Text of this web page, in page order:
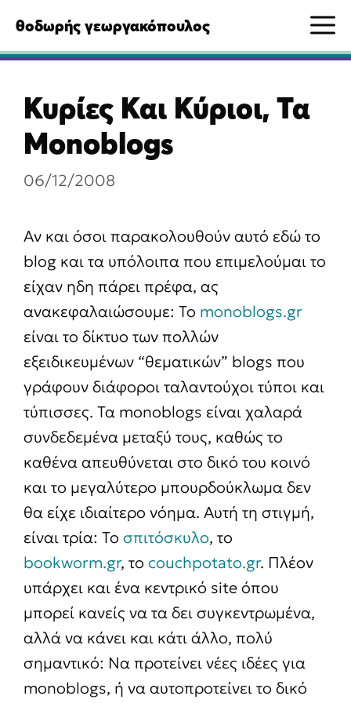
σε
περιεχόμενο
θοδωρής γεωργακόπουλος
Κυρίες Και Κύριοι, Τα
Monoblogs
06/12/2008
Αν και όσοι παρακολουθούν αυτό εδώ το
blog και τα υπόλοιπα που επιμελούμαι το
είχαν ηδη πάρει πρέφα, ας
ανακεφαλαιώσουμε: Το monoblogs.gr
είναι το δίκτυο των πολλών
εξειδικευμένων “θεματικών” blogs που
γράφουν διάφοροι ταλαντούχοι τύποι και
τύπισσες. Τα monoblogs είναι χαλαρά
συνδεδεμένα μεταξύ τους, καθώς το
καθένα απευθύνεται στο δικό του κοινό
και το μεγαλύτερο μπουρδούκλωμα δεν
θα είχε ιδιαίτερο νόημα. Αυτή τη στιγμή,
είναι τρία: Το σπιτόσκυλο, το
bookworm.gr, το couchpotato.gr. Πλέον
υπάρχει και ένα κεντρικό site όπου
μπορεί κανείς να τα δει συγκεντρωμένα,
αλλά να κάνει και κάτι άλλο, πολύ
σημαντικό: Να προτείνει νέες ιδέες για
monoblogs, ή να αυτοπροτείνει το δικό